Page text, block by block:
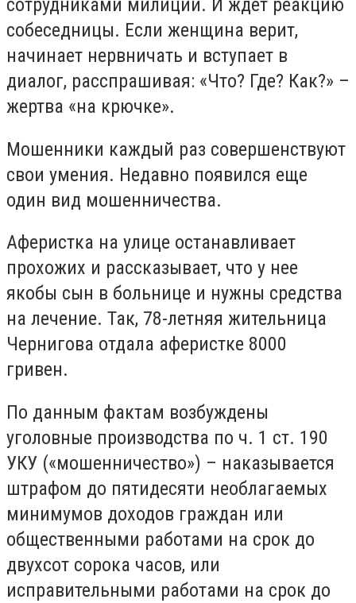
сотрудниками милиции. И ждет реакцию
собеседницы. Если женщина верит,
начинает нервничать и вступает в
диалог, расспрашивая: «Что? Где? Как?» –
жертва «на крючке».
Мошенники каждый раз совершенствуют
свои умения. Недавно появился еще
один вид мошенничества.
Аферистка на улице останавливает
прохожих и рассказывает, что у нее
якобы сын в больнице и нужны средства
на лечение. Так, 78-летняя жительница
Чернигова отдала аферистке 8000
гривен.
По данным фактам возбуждены
уголовные производства по ч. 1 ст. 190
УКУ («мошенничество») – наказывается
штрафом до пятидесяти необлагаемых
минимумов доходов граждан или
общественными работами на срок до
двухсот сорока часов, или
исправительными работами на срок до